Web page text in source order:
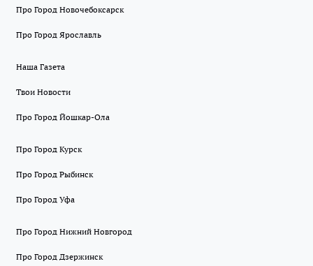
Про Город Новочебоксарск
Про Город Ярославль
Наша Газета
Твои Новости
Про Город Йошкар-Ола
Про Город Курск
Про Город Рыбинск
Про Город Уфа
Про Город Нижний Новгород
Про Город Дзержинск